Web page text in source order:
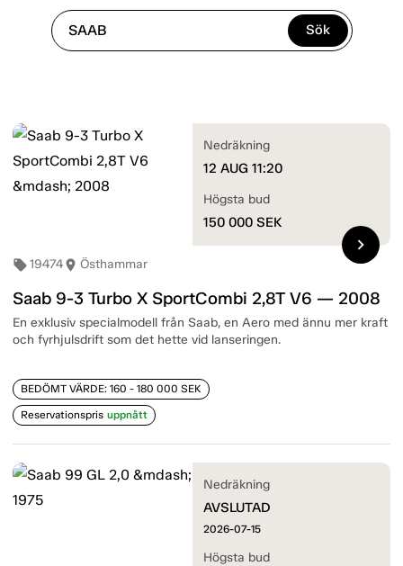
Sök
local_offer19474room Östhammar
Saab 9-3 Turbo X SportCombi 2,8T V6 — 2008
En exklusiv specialmodell från Saab, en Aero med ännu mer kraft
och fyrhjulsdrift som det hette vid lanseringen.
BEDÖMT VÄRDE: 160 - 180 000 SEK
Reservationspris uppnått
Nedräkning
12 AUG 11:20
Högsta bud
150 000 SEK
chevron_right
Nedräkning
AVSLUTAD
2026-07-15
Högsta bud